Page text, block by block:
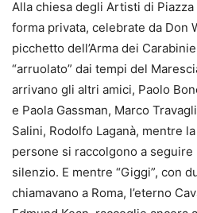
Alla chiesa degli Artisti di
forma privata, celebrate da Don
picchetto dell’Arma dei
“arruolato” dai tempi del
arrivano gli altri amici, Paolo
e Paola Gassman, Marco
Salini, Rodolfo Laganà, mentre
persone si raccolgono a seguire
silenzio. E mentre “Giggi”, con
chiamavano a Roma, l’eterno